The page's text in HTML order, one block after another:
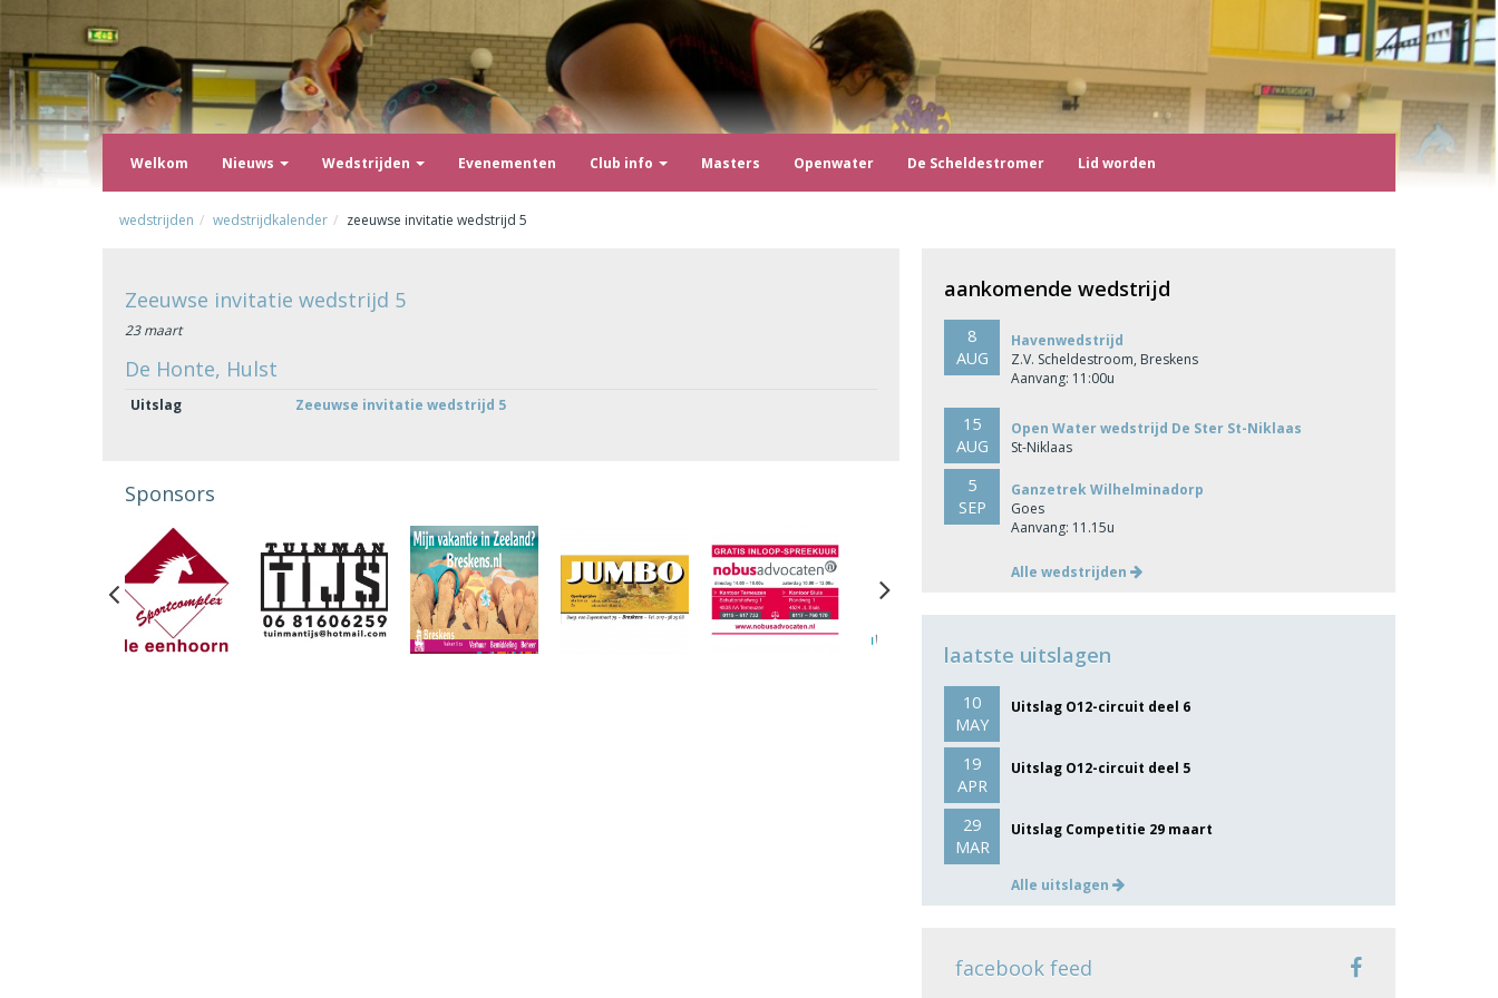
Welkom Nieuws Wedstrijden Evenementen Club info Masters Openwater De Scheldestromer Lid worden
wedstrijden wedstrijdkalender zeeuwse invitatie wedstrijd 5
Zeeuwse invitatie wedstrijd 5
23 maart
De Honte, Hulst
Uitslag Zeeuwse invitatie wedstrijd 5
Sponsors
Previous
aankomende wedstrijd
8
AUG
Havenwedstrijd
Z.V. Scheldestroom, Breskens
Aanvang: 11:00u
15
AUG
Open Water wedstrijd De Ster St-Niklaas
St-Niklaas
5
SEP
Ganzetrek Wilhelminadorp
Goes
Aanvang: 11.15u
Alle wedstrijden
laatste uitslagen
10
MAY
Uitslag O12-circuit deel 6
19
APR
Uitslag O12-circuit deel 5
29
MAR
Uitslag Competitie 29 maart
Alle uitslagen
facebook feed